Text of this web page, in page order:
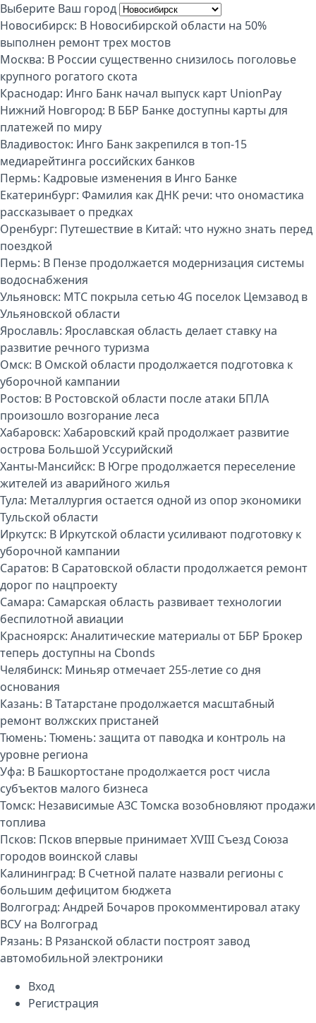
Выберите Ваш город
Новосибирск: В Новосибирской области на 50%
выполнен ремонт трех мостов
Москва: В России существенно снизилось поголовье
крупного рогатого скота
Краснодар: Инго Банк начал выпуск карт UnionPay
Нижний Новгород: В ББР Банке доступны карты для
платежей по миру
Владивосток: Инго Банк закрепился в топ-15
медиарейтинга российских банков
Пермь: Кадровые изменения в Инго Банке
Екатеринбург: Фамилия как ДНК речи: что ономастика
рассказывает о предках
Оренбург: Путешествие в Китай: что нужно знать перед
поездкой
Пермь: В Пензе продолжается модернизация системы
водоснабжения
Ульяновск: МТС покрыла сетью 4G поселок Цемзавод в
Ульяновской области
Ярославль: Ярославская область делает ставку на
развитие речного туризма
Омск: В Омской области продолжается подготовка к
уборочной кампании
Ростов: В Ростовской области после атаки БПЛА
произошло возгорание леса
Хабаровск: Хабаровский край продолжает развитие
острова Большой Уссурийский
Ханты-Мансийск: В Югре продолжается переселение
жителей из аварийного жилья
Тула: Металлургия остается одной из опор экономики
Тульской области
Иркутск: В Иркутской области усиливают подготовку к
уборочной кампании
Саратов: В Саратовской области продолжается ремонт
дорог по нацпроекту
Самара: Самарская область развивает технологии
беспилотной авиации
Красноярск: Аналитические материалы от ББР Брокер
теперь доступны на Cbonds
Челябинск: Миньяр отмечает 255-летие со дня
основания
Казань: В Татарстане продолжается масштабный
ремонт волжских пристаней
Тюмень: Тюмень: защита от паводка и контроль на
уровне региона
Уфа: В Башкортостане продолжается рост числа
субъектов малого бизнеса
Томск: Независимые АЗС Томска возобновляют продажи
топлива
Псков: Псков впервые принимает XVIII Съезд Союза
городов воинской славы
Калининград: В Счетной палате назвали регионы с
большим дефицитом бюджета
Волгоград: Андрей Бочаров прокомментировал атаку
ВСУ на Волгоград
Рязань: В Рязанской области построят завод
автомобильной электроники
Вход
Регистрация